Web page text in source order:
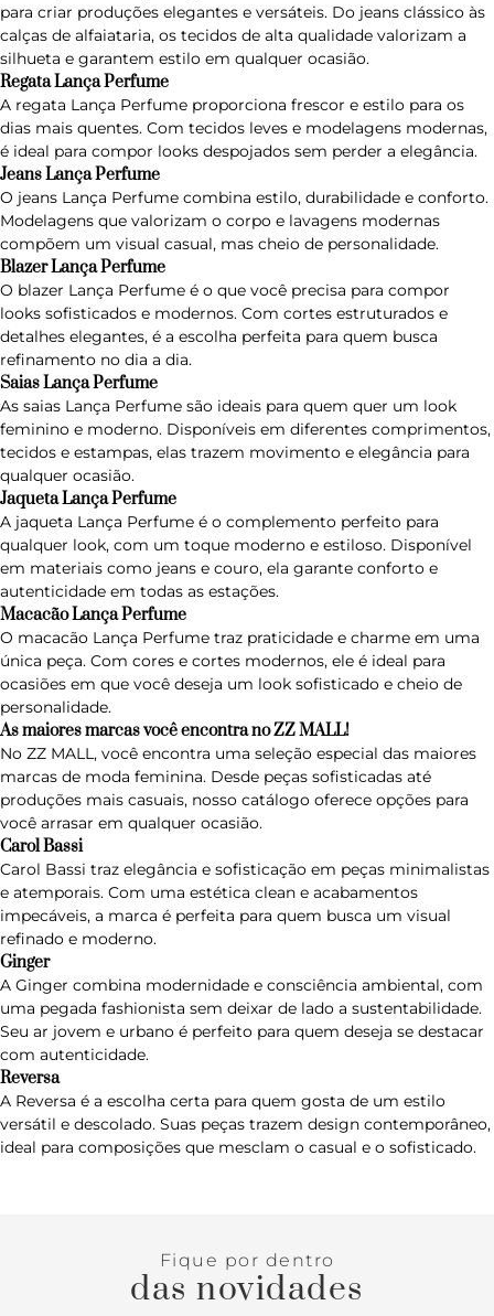
para criar produções elegantes e versáteis. Do jeans clássico às
calças de alfaiataria, os tecidos de alta qualidade valorizam a
silhueta e garantem estilo em qualquer ocasião.
Regata Lança Perfume
A regata Lança Perfume proporciona frescor e estilo para os
dias mais quentes. Com tecidos leves e modelagens modernas,
é ideal para compor looks despojados sem perder a elegância.
Jeans Lança Perfume
O jeans Lança Perfume combina estilo, durabilidade e conforto.
Modelagens que valorizam o corpo e lavagens modernas
compõem um visual casual, mas cheio de personalidade.
Blazer Lança Perfume
O blazer Lança Perfume é o que você precisa para compor
looks sofisticados e modernos. Com cortes estruturados e
detalhes elegantes, é a escolha perfeita para quem busca
refinamento no dia a dia.
Saias Lança Perfume
As saias Lança Perfume são ideais para quem quer um look
feminino e moderno. Disponíveis em diferentes comprimentos,
tecidos e estampas, elas trazem movimento e elegância para
qualquer ocasião.
Jaqueta Lança Perfume
A jaqueta Lança Perfume é o complemento perfeito para
qualquer look, com um toque moderno e estiloso. Disponível
em materiais como jeans e couro, ela garante conforto e
autenticidade em todas as estações.
Macacão Lança Perfume
O macacão Lança Perfume traz praticidade e charme em uma
única peça. Com cores e cortes modernos, ele é ideal para
ocasiões em que você deseja um look sofisticado e cheio de
personalidade.
As maiores marcas você encontra no ZZ MALL!
No ZZ MALL, você encontra uma seleção especial das maiores
marcas de moda feminina. Desde peças sofisticadas até
produções mais casuais, nosso catálogo oferece opções para
você arrasar em qualquer ocasião.
Carol Bassi
Carol Bassi traz elegância e sofisticação em peças minimalistas
e atemporais. Com uma estética clean e acabamentos
impecáveis, a marca é perfeita para quem busca um visual
refinado e moderno.
Ginger
A Ginger combina modernidade e consciência ambiental, com
uma pegada fashionista sem deixar de lado a sustentabilidade.
Seu ar jovem e urbano é perfeito para quem deseja se destacar
com autenticidade.
Reversa
A Reversa é a escolha certa para quem gosta de um estilo
versátil e descolado. Suas peças trazem design contemporâneo,
ideal para composições que mesclam o casual e o sofisticado.
Fique por dentro
das novidades